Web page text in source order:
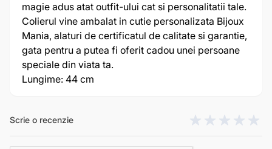
magie adus atat outfit-ului cat si personalitatii tale.
Colierul vine ambalat in cutie personalizata Bijoux
Mania, alaturi de certificatul de calitate si garantie,
gata pentru a putea fi oferit cadou unei persoane
speciale din viata ta.
Lungime: 44 cm
Scrie o recenzie